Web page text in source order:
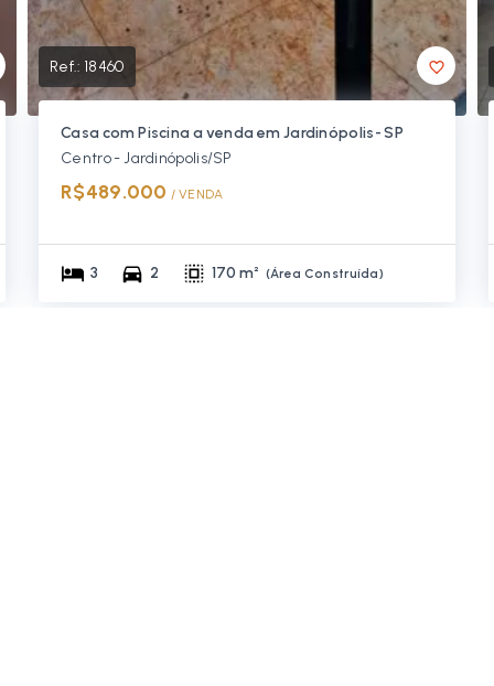
Ref.: 18460
Casa com Piscina a venda em Jardinópolis- SP
Centro - Jardinópolis/SP
R$489.000 / VENDA
3 2 170 m² (Área Construída)